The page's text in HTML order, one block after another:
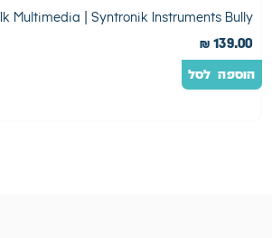
Ik Multimedia | Syntronik Instruments Bully
₪ 139.00
הוספה לסל